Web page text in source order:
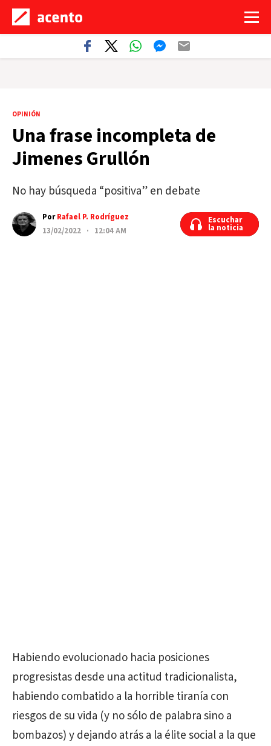
OPINIÓN
Una frase incompleta de
Jimenes Grullón
No hay búsqueda “positiva” en debate
PorRafael P. Rodríguez
13/02/2022 · 12:04 AM
Escuchar
la noticia
Escuchar
la noticia
Habiendo evolucionado hacia posiciones
progresistas desde una actitud tradicionalista,
habiendo combatido a la horrible tiranía con
riesgos de su vida (y no sólo de palabra sino a
bombazos) y dejando atrás a la élite social a la que